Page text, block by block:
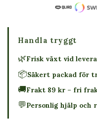
Handla tryggt
🌿Frisk växt vid
📦Säkert packad för
🚚Frakt 89 kr – fri
💬Personlig hjälp och